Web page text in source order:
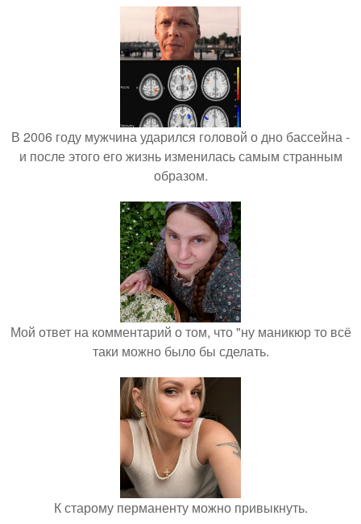
В 2006 году мужчина ударился головой о дно бассейна -
и после этого его жизнь изменилась самым странным
образом.
Мой ответ на комментарий о том, что "ну маникюр то всё
таки можно было бы сделать.
К старому перманенту можно привыкнуть.